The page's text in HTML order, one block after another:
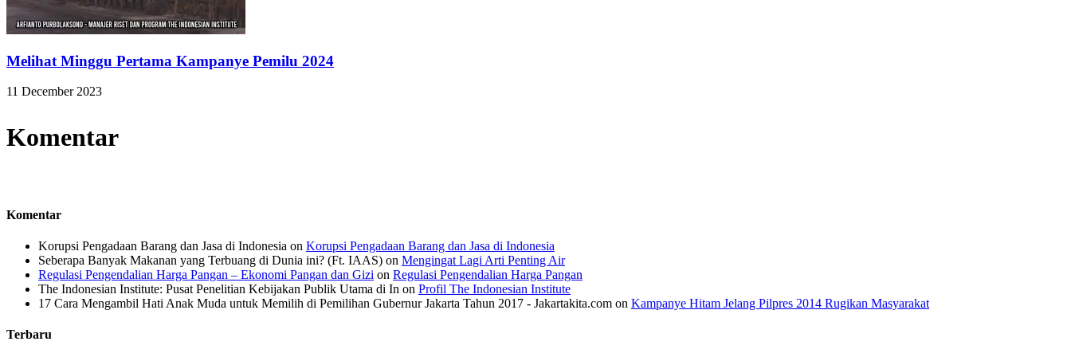
Melihat Minggu Pertama Kampanye Pemilu 2024
11 December 2023
Komentar
Komentar
Korupsi Pengadaan Barang dan Jasa di Indonesia on Korupsi Pengadaan Barang dan Jasa di Indonesia
Seberapa Banyak Makanan yang Terbuang di Dunia ini? (Ft. IAAS) on Mengingat Lagi Arti Penting Air
Regulasi Pengendalian Harga Pangan – Ekonomi Pangan dan Gizi on Regulasi Pengendalian Harga Pangan
The Indonesian Institute: Pusat Penelitian Kebijakan Publik Utama di In on Profil The Indonesian Institute
17 Cara Mengambil Hati Anak Muda untuk Memilih di Pemilihan Gubernur Jakarta Tahun 2017 - Jakartakita.com on Kampanye Hitam Jelang Pilpres 2014 Rugikan Masyarakat
Terbaru